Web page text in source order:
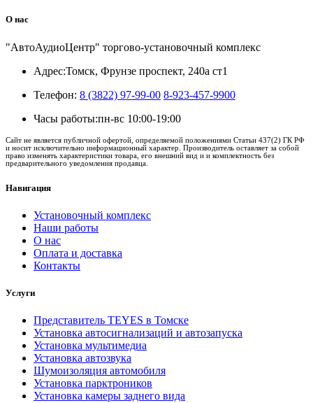
О нас
"АвтоАудиоЦентр" торгово-установочный комплекс
Адрес:Томск, Фрунзе проспект, 240а ст1
Телефон: 8 (3822) 97-99-00 8-923-457-9900
Часы работы:пн-вс 10:00-19:00
Сайт не является публичной офертой, определяемой положениями Статьи 437(2) ГК РФ
и носит исключительно информационный характер. Производитель оставляет за собой
право изменять характеристики товара, его внешний вид и и комплектность без
предварительного уведомления продавца.
Навигация
Установочный комплекс
Наши работы
О нас
Оплата и доставка
Контакты
Услуги
Представитель TEYES в Томске
Установка автосигнализаций и автозапуска
Установка мультимедиа
Установка автозвука
Шумоизоляция автомобиля
Установка парктроников
Установка камеры заднего вида